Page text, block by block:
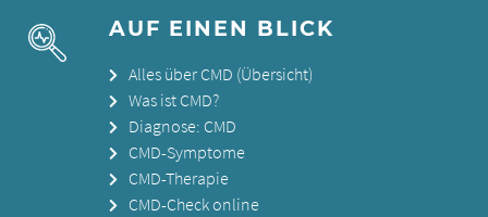
AUF EINEN BLICK
Alles über CMD (Übersicht)
Was ist CMD?
Diagnose: CMD
CMD-Symptome
CMD-Therapie
CMD-Check online